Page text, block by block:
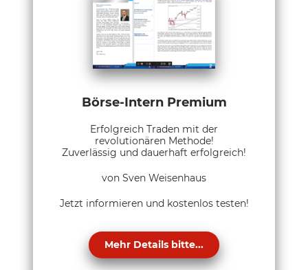
Börse-Intern Premium
Erfolgreich Traden mit der
revolutionären Methode!
Zuverlässig und dauerhaft erfolgreich!
von Sven Weisenhaus
Jetzt informieren und kostenlos testen!
Mehr Details bitte...